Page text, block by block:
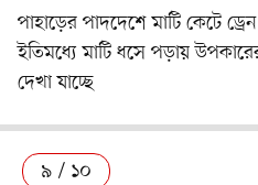
পাহাড়ের পাদদেশে মাটি কেটে
ইতিমধ্যে মাটি ধসে পড়ায়
দেখা যাচ্ছে
৯ / ১০